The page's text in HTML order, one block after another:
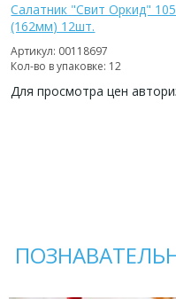
Салатник "Свит Оркид"
(162мм) 12шт.
Артикул: 00118697
Кол-во в упаковке: 12
Для просмотра цен